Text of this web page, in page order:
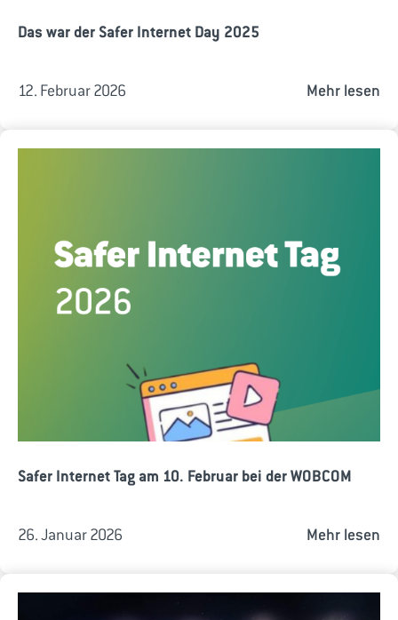
Das war der Safer Internet Day 2025
12. Februar 2026 Mehr lesen
Safer Internet Tag am 10. Februar bei der WOBCOM
26. Januar 2026 Mehr lesen